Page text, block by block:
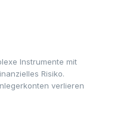
Instrumente mit
Risiko.
verlieren